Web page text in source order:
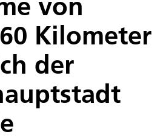
Kilometer
der